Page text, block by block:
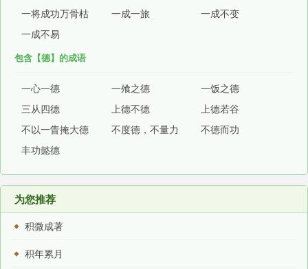
一将成功万骨枯
一成一旅
一成不变
一成不易
包含【德】的成语
一心一德 一飧之德
一饭之德
三从四德
上德不德
上德若谷
不以一眚掩大德
不度德，不量力
不德而功
丰功懿德
为您推荐
积微成著
积年累月